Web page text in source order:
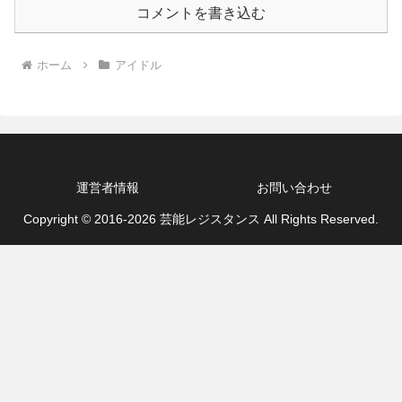
コメントを書き込む
ホーム アイドル
運営者情報 お問い合わせ
Copyright © 2016-2026 芸能レジスタンス All Rights Reserved.